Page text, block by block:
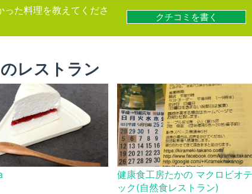
た料理を教えてくださ
クチコミを書く
レストラン
健康食工房たかの マクロビオ
ック(自然食レストラン)